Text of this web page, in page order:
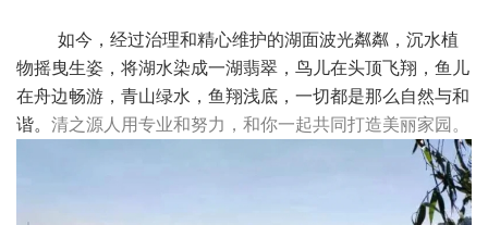
如今，经过治理和精心维护的湖面波光粼粼，沉水植
物摇曳生姿，将湖水染成一湖翡翠，鸟儿在头顶飞翔，鱼儿
在舟边畅游，青山绿水，鱼翔浅底，一切都是那么自然与和
谐。 清之源人用专业和努力，和你一起共同打造美丽家园。